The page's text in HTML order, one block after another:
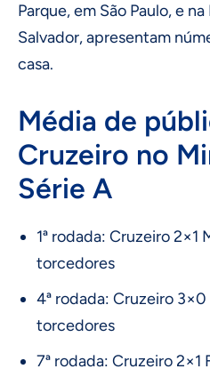
Parque, em São Paulo, e
Salvador, apresentam
casa.
Média de
Cruzeiro no
Série A
1ª rodada: Cruzeiro 2×1
torcedores
4ª rodada: Cruzeiro
torcedores
7ª rodada: Cruzeiro 2×1